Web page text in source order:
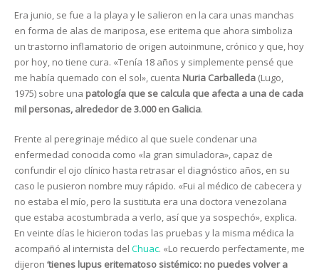
Era junio, se fue a la playa y le salieron en la cara unas manchas
en forma de alas de mariposa, ese eritema que ahora simboliza
un trastorno inflamatorio de origen autoinmune, crónico y que, hoy
por hoy, no tiene cura. «Tenía 18 años y simplemente pensé que
me había quemado con el sol», cuenta Nuria Carballeda (Lugo,
1975) sobre una patología que se calcula que afecta a una de cada
mil personas, alrededor de 3.000 en Galicia.
Frente al peregrinaje médico al que suele condenar una
enfermedad conocida como «la gran simuladora», capaz de
confundir el ojo clínico hasta retrasar el diagnóstico años, en su
caso le pusieron nombre muy rápido. «Fui al médico de cabecera y
no estaba el mío, pero la sustituta era una doctora venezolana
que estaba acostumbrada a verlo, así que ya sospechó», explica.
En veinte días le hicieron todas las pruebas y la misma médica la
acompañó al internista del Chuac. «Lo recuerdo perfectamente, me
dijeron ‘tienes lupus eritematoso sistémico: no puedes volver a